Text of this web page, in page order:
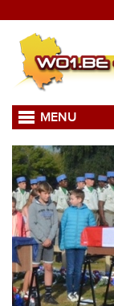
MENU